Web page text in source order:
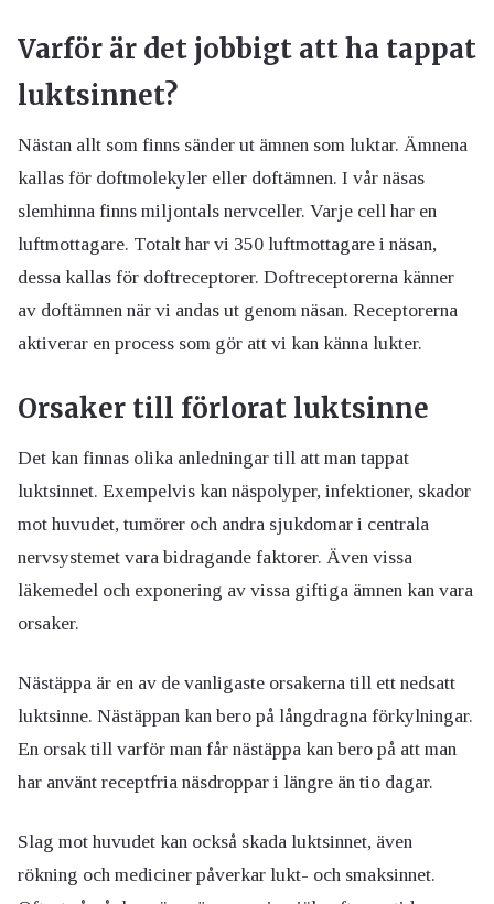
Varför är det jobbigt att ha tappat
luktsinnet?
Nästan allt som finns sänder ut ämnen som luktar. Ämnena
kallas för doftmolekyler eller doftämnen. I vår näsas
slemhinna finns miljontals nervceller. Varje cell har en
luftmottagare. Totalt har vi 350 luftmottagare i näsan,
dessa kallas för doftreceptorer. Doftreceptorerna känner
av doftämnen när vi andas ut genom näsan. Receptorerna
aktiverar en process som gör att vi kan känna lukter.
Orsaker till förlorat luktsinne
Det kan finnas olika anledningar till att man tappat
luktsinnet. Exempelvis kan näspolyper, infektioner, skador
mot huvudet, tumörer och andra sjukdomar i centrala
nervsystemet vara bidragande faktorer. Även vissa
läkemedel och exponering av vissa giftiga ämnen kan vara
orsaker.
Nästäppa är en av de vanligaste orsakerna till ett nedsatt
luktsinne. Nästäppan kan bero på långdragna förkylningar.
En orsak till varför man får nästäppa kan bero på att man
har använt receptfria näsdroppar i längre än tio dagar.
Slag mot huvudet kan också skada luktsinnet, även
rökning och mediciner påverkar lukt- och smaksinnet.